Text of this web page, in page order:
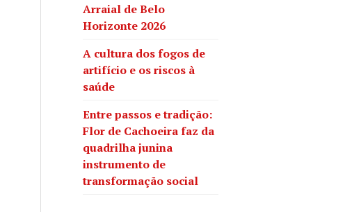
Arraial de Belo
Horizonte 2026
A cultura dos fogos de
artifício e os riscos à
saúde
Entre passos e tradição:
Flor de Cachoeira faz da
quadrilha junina
instrumento de
transformação social